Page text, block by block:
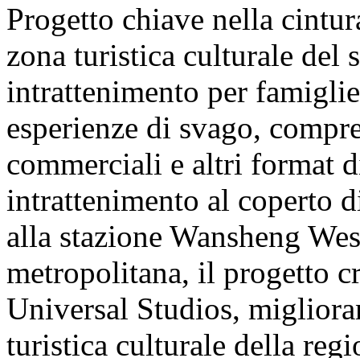
Progetto chiave nella
zona turistica culturale del
intrattenimento per
esperienze di svago,
commerciali e altri format
intrattenimento al coperto
alla stazione Wansheng
metropolitana, il progetto
Universal Studios,
turistica culturale della